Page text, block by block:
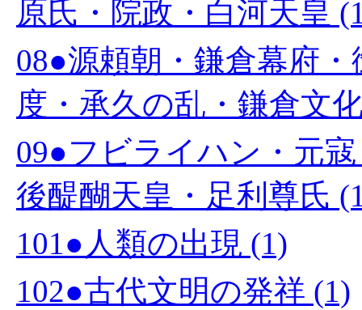
原氏・院政・白河天皇
08●源頼朝・鎌倉幕府
度・承久の乱・鎌倉文
09●フビライハン・元
後醍醐天皇・足利尊氏
101●人類の出現 (1)
102●古代文明の発祥 (1)